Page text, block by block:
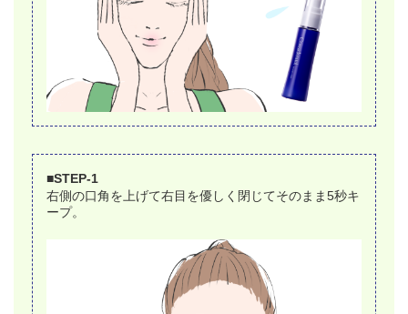
■STEP-1
右側の口角を上げて右目を優しく閉じてそのまま5秒キ
ープ。